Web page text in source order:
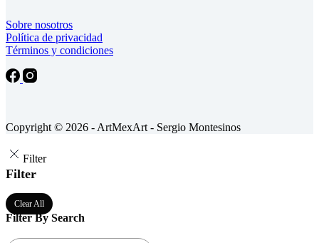
Sobre nosotros
Política de privacidad
Términos y condiciones
Copyright © 2026 - ArtMexArt - Sergio Montesinos
Filter
Filter
Clear All
Filter By Search